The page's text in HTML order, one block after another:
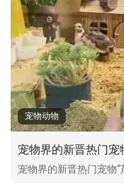
宠物动物
宠物界的新晋热门宠
宠物界的新晋热门宠物